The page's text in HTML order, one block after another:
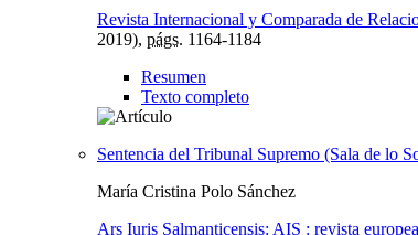
Revista Internacional y Comparada de
2019), págs. 1164-1184
Resumen
Texto completo
Sentencia del Tribunal Supremo (Sala de lo
María Cristina Polo Sánchez
Ars Iuris Salmanticensis: AIS : revista